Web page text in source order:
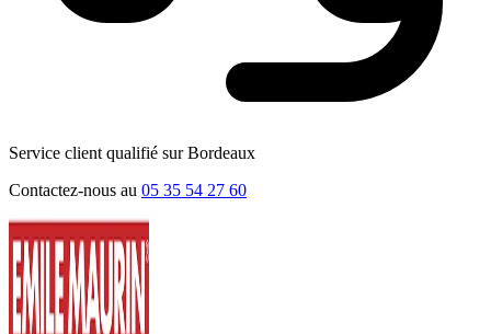
Service client qualifié sur Bordeaux
Contactez-nous au 05 35 54 27 60